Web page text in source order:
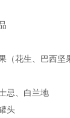
（花生、巴西坚
忌、白兰地
头